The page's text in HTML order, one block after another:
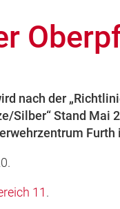
nach der
Silber“ Stand Mai
Furth
11.